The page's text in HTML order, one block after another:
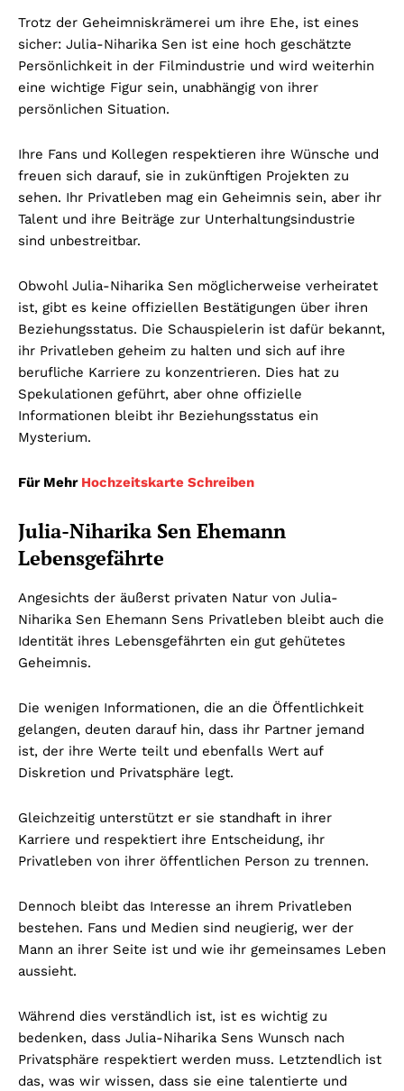
Trotz der Geheimniskrämerei um ihre Ehe, ist eines
sicher: Julia-Niharika Sen ist eine hoch geschätzte
Persönlichkeit in der Filmindustrie und wird weiterhin
eine wichtige Figur sein, unabhängig von ihrer
persönlichen Situation.
Ihre Fans und Kollegen respektieren ihre Wünsche und
freuen sich darauf, sie in zukünftigen Projekten zu
sehen. Ihr Privatleben mag ein Geheimnis sein, aber ihr
Talent und ihre Beiträge zur Unterhaltungsindustrie
sind unbestreitbar.
Obwohl Julia-Niharika Sen möglicherweise verheiratet
ist, gibt es keine offiziellen Bestätigungen über ihren
Beziehungsstatus. Die Schauspielerin ist dafür bekannt,
ihr Privatleben geheim zu halten und sich auf ihre
berufliche Karriere zu konzentrieren. Dies hat zu
Spekulationen geführt, aber ohne offizielle
Informationen bleibt ihr Beziehungsstatus ein
Mysterium.
Für Mehr Hochzeitskarte Schreiben
Julia-Niharika Sen Ehemann
Lebensgefährte
Angesichts der äußerst privaten Natur von Julia-
Niharika Sen Ehemann Sens Privatleben bleibt auch die
Identität ihres Lebensgefährten ein gut gehütetes
Geheimnis.
Die wenigen Informationen, die an die Öffentlichkeit
gelangen, deuten darauf hin, dass ihr Partner jemand
ist, der ihre Werte teilt und ebenfalls Wert auf
Diskretion und Privatsphäre legt.
Gleichzeitig unterstützt er sie standhaft in ihrer
Karriere und respektiert ihre Entscheidung, ihr
Privatleben von ihrer öffentlichen Person zu trennen.
Dennoch bleibt das Interesse an ihrem Privatleben
bestehen. Fans und Medien sind neugierig, wer der
Mann an ihrer Seite ist und wie ihr gemeinsames Leben
aussieht.
Während dies verständlich ist, ist es wichtig zu
bedenken, dass Julia-Niharika Sens Wunsch nach
Privatsphäre respektiert werden muss. Letztendlich ist
das, was wir wissen, dass sie eine talentierte und